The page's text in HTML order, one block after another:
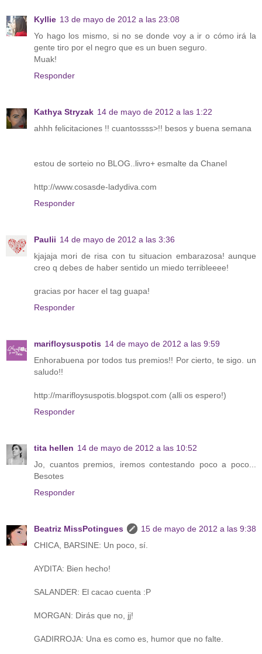
Kyllie 13 de mayo de 2012 a las 23:08
Yo hago los mismo, si no se donde voy a ir o cómo irá la
gente tiro por el negro que es un buen seguro.
Muak!
Responder
Kathya Stryzak 14 de mayo de 2012 a las 1:22
ahhh felicitaciones !! cuantossss>!! besos y buena semana
estou de sorteio no BLOG..livro+ esmalte da Chanel
http://www.cosasde-ladydiva.com
Responder
Paulii 14 de mayo de 2012 a las 3:36
kjajaja mori de risa con tu situacion embarazosa! aunque
creo q debes de haber sentido un miedo terribleeee!
gracias por hacer el tag guapa!
Responder
marifloysuspotis 14 de mayo de 2012 a las 9:59
Enhorabuena por todos tus premios!! Por cierto, te sigo. un
saludo!!
http://marifloysuspotis.blogspot.com (alli os espero!)
Responder
tita hellen 14 de mayo de 2012 a las 10:52
Jo, cuantos premios, iremos contestando poco a poco...
Besotes
Responder
Beatriz MissPotingues
15 de mayo de 2012 a las 9:38
CHICA, BARSINE: Un poco, sí.
AYDITA: Bien hecho!
SALANDER: El cacao cuenta :P
MORGAN: Dirás que no, jj!
GADIRROJA: Una es como es, humor que no falte.